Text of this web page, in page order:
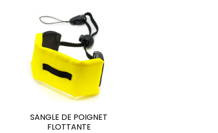
SANGLE DE POIGNET
FLOTTANTE